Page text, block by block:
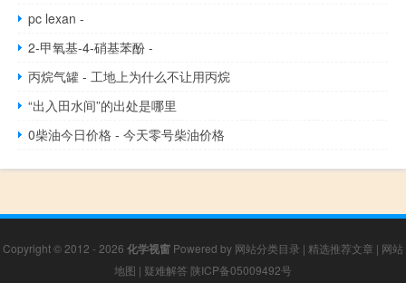
pc lexan -
2-甲氧基-4-硝基苯酚 -
丙烷气罐 - 工地上为什么不让用丙烷
“出入田水间”的出处是哪里
0柴油今日价格 - 今天零号柴油价格
Copyright © 2012 - 2026 化学视窗 Powered by 网站分类目录 | 精选推荐文章 | 网站
地图 | 疑难解答 陕ICP备05009492号